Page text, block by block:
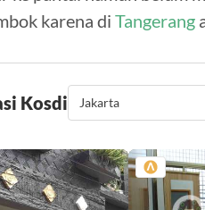
karena di Tangerang
Kosdi